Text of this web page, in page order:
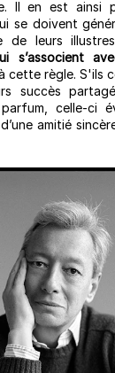
Il en est ainsi
se doivent
de leurs
s’associent
cette règle. S'ils
succès
parfum, celle-ci
amitié